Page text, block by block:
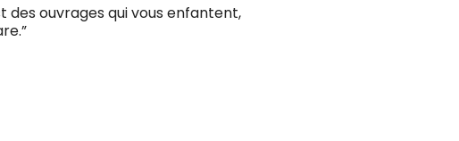
des ouvrages qui vous enfantent,